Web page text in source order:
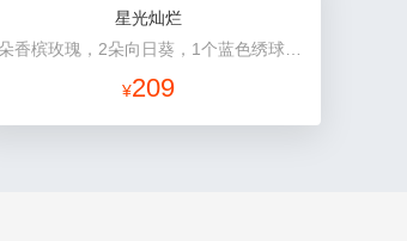
星光灿烂
¥209